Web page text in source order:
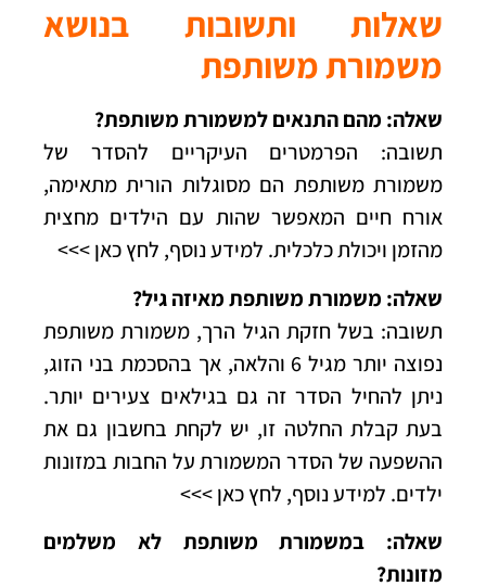
שאלות ותשובות בנושא
משמורת משותפת
שאלה: מהם התנאים למשמורת משותפת?
תשובה: הפרמטרים העיקריים להסדר של
משמורת משותפת הם מסוגלות הורית מתאימה,
אורח חיים המאפשר שהות עם הילדים מחצית
מהזמן ויכולת כלכלית. למידע נוסף, לחץ כאן >>>
שאלה: משמורת משותפת מאיזה גיל?
תשובה: בשל חזקת הגיל הרך, משמורת משותפת
נפוצה יותר מגיל 6 והלאה, אך בהסכמת בני הזוג,
ניתן להחיל הסדר זה גם בגילאים צעירים יותר.
בעת קבלת החלטה זו, יש לקחת בחשבון גם את
ההשפעה של הסדר המשמורת על החבות במזונות
ילדים. למידע נוסף, לחץ כאן >>>
שאלה: במשמורת משותפת לא משלמים
מזונות?